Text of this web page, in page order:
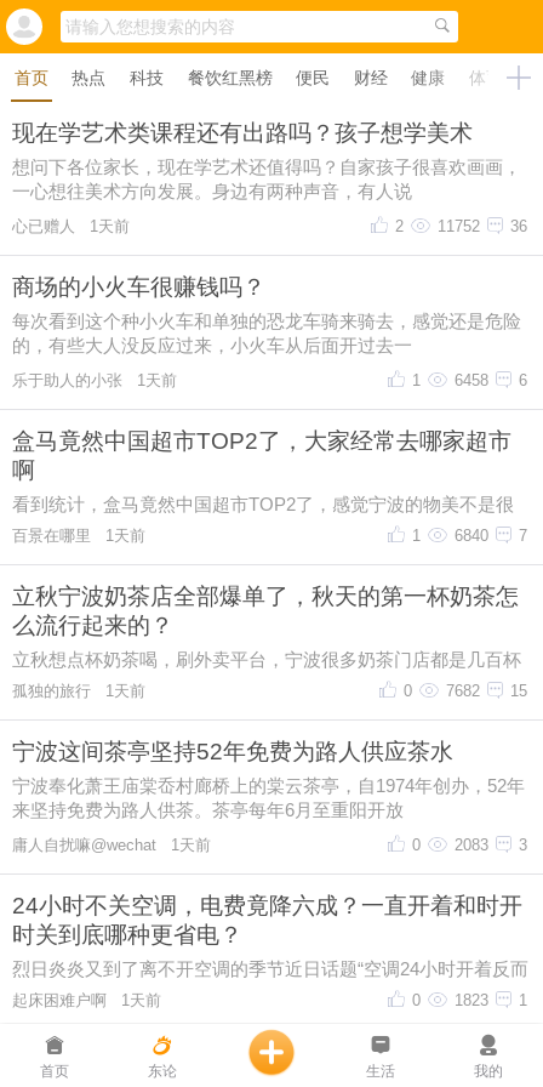
首页 热点 科技 餐饮红黑榜 便民 财经 健康 体育
首页 东论 生活 我的